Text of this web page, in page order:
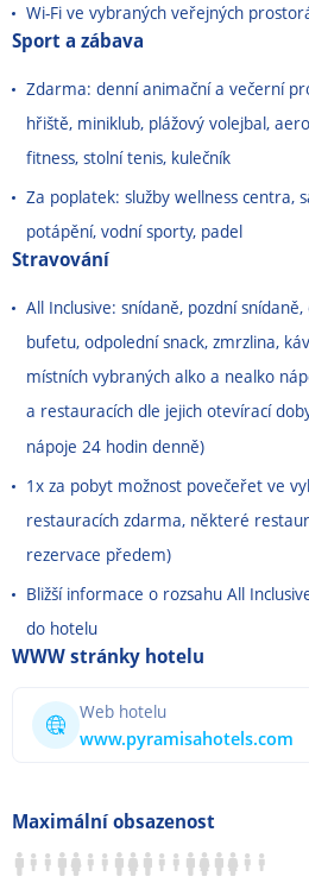
Wi-Fi ve vybraných veřejných
Sport a zábava
Zdarma: denní animační a večerní
hřiště, miniklub, plážový volejbal,
fitness, stolní tenis, kulečník
Za poplatek: služby wellness centra,
potápění, vodní sporty, padel
Stravování
All Inclusive: snídaně, pozdní
bufetu, odpolední snack, zmrzlina,
místních vybraných alko a nealko
a restauracích dle jejich otevírací
nápoje 24 hodin denně)
1x za pobyt možnost povečeřet ve
restauracích zdarma, některé
rezervace předem)
Bližší informace o rozsahu All
do hotelu
WWW stránky hotelu
Web hotelu
www.pyramisahotels.com
Maximální obsazenost